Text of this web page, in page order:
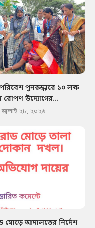
পুনরুদ্ধারে ১০ লক্ষ
রোপণ উদ্যোগের...
জুলাই ২৮, ২০২৬
মোড়ে আদালতের নির্দেশ